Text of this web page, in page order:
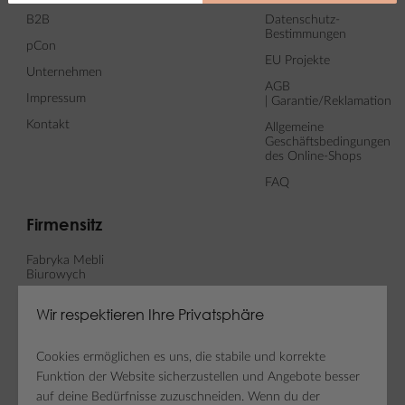
B2B
pCon
Unternehmen
Impressum
Kontakt
Datenschutz-
Bestimmungen
EU Projekte
AGB
| Garantie/Reklamation
Allgemeine
Geschäftsbedingungen
des Online-Shops
FAQ
Firmensitz
Fabryka Mebli
Biurowych
62-052 Komorniki
Wir respektieren Ihre Privatsphäre
Cookies ermöglichen es uns, die stabile und korrekte
Funktion der Website sicherzustellen und Angebote besser
auf deine Bedürfnisse zuzuschneiden. Wenn du der